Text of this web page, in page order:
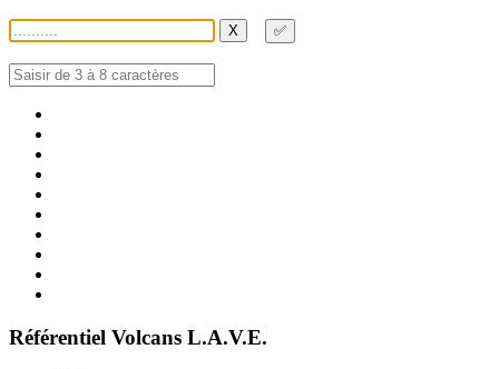
X ✅
Référentiel Volcans L.A.V.E.